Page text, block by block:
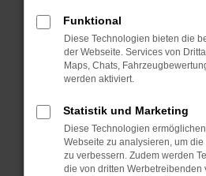
Fenster?
Starte dein Gerät neu.
Das kann manchmal
Probleme zu beheben.
Betriebssystem auf dem
sind.
Veraltete Software birgt
Sicherheitsrisiko, sondern
Funktional
Diese Technologien bieten die
der Webseite. Services von
Maps, Chats,
werden aktiviert.
Statistik und Marketing
Diese Technologien
Webseite zu analysieren, um
zu verbessern. Zudem werden
die von dritten Werbetreibenden